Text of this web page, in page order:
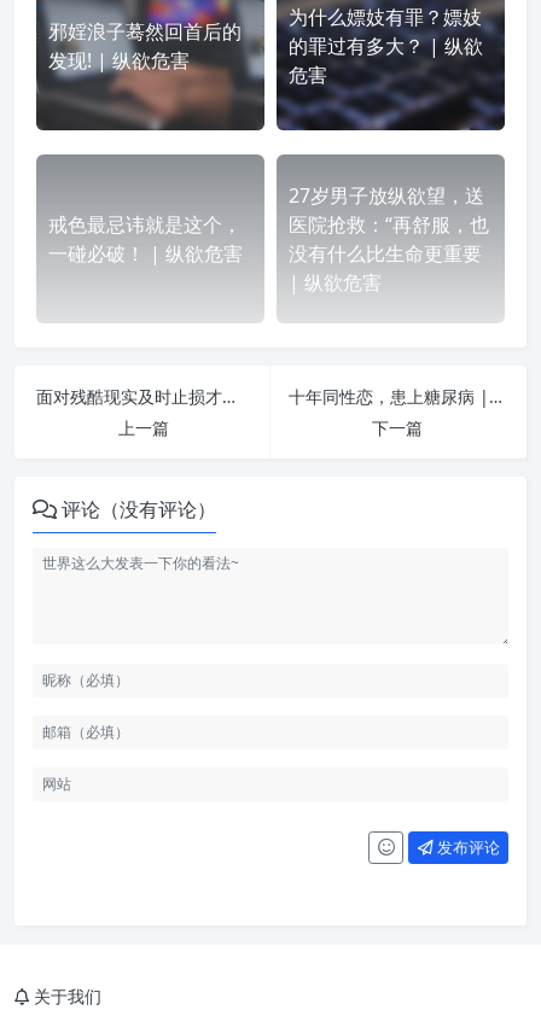
邪婬浪子蓦然回首后的
发现! | 纵欲危害
为什么嫖妓有罪？嫖妓
的罪过有多大？ | 纵欲
危害
戒色最忌讳就是这个，
一碰必破！ | 纵欲危害
27岁男子放纵欲望，送
医院抢救：“再舒服，也
没有什么比生命更重要
| 纵欲危害
面对残酷现实及时止损才是明智之举 | 纵欲危害
上一篇
十年同性恋，患上糖尿病 | 纵欲危害
下一篇
评论（没有评论）
发布评论
关于我们